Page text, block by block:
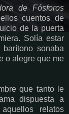
de Fósforos
cuentos de
de la puerta
Solía estar
sonaba
o alegre que me
que tanto le
dispuesta a
relatos